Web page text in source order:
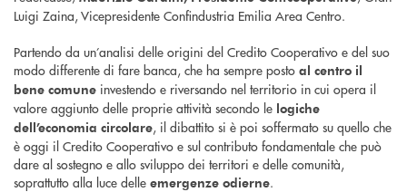
Luigi Zaina, Vicepresidente Confindustria Emilia Area Centro.
Partendo da un’analisi delle origini del Credito Cooperativo e del suo
modo differente di fare banca, che ha sempre posto al centro il
bene comune investendo e riversando nel territorio in cui opera il
valore aggiunto delle proprie attività secondo le logiche
dell’economia circolare, il dibattito si è poi soffermato su quello che
è oggi il Credito Cooperativo e sul contributo fondamentale che può
dare al sostegno e allo sviluppo dei territori e delle comunità,
soprattutto alla luce delle emergenze odierne.